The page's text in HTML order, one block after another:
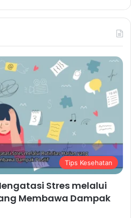
Tips Kesehatan
Stres melalui
Membawa Dampak